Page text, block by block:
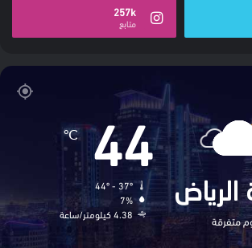
257k
متابع
الرياض
متفرقة
44
℃
44º - 37º
7%
4.38 كيلومتر/ساعة